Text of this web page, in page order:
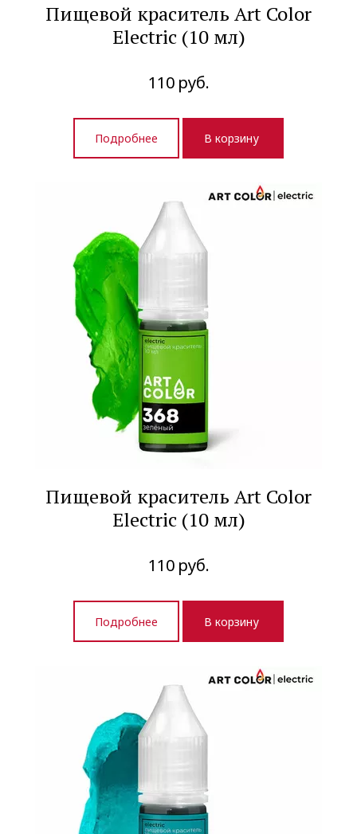
Пищевой краситель Art Color
Electric (10 мл)
110 руб.
Подробнее В корзину
Пищевой краситель Art Color
Electric (10 мл)
110 руб.
Подробнее В корзину